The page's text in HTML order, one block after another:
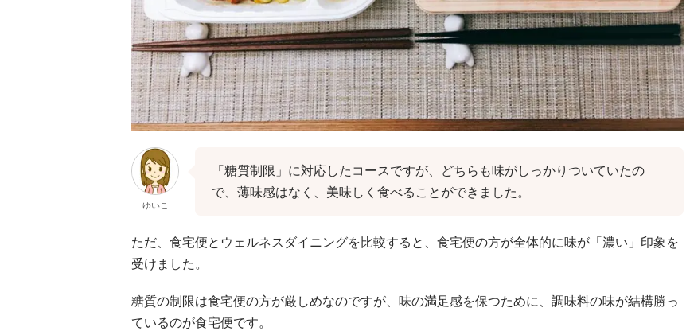
ゆいこ
「糖質制限」に対応したコースですが、どちらも味がしっかりついていたの
で、薄味感はなく、美味しく食べることができました。
ただ、食宅便とウェルネスダイニングを比較すると、食宅便の方が全体的に味が「濃い」印象を
受けました。
糖質の制限は食宅便の方が厳しめなのですが、味の満足感を保つために、調味料の味が結構勝っ
ているのが食宅便です。